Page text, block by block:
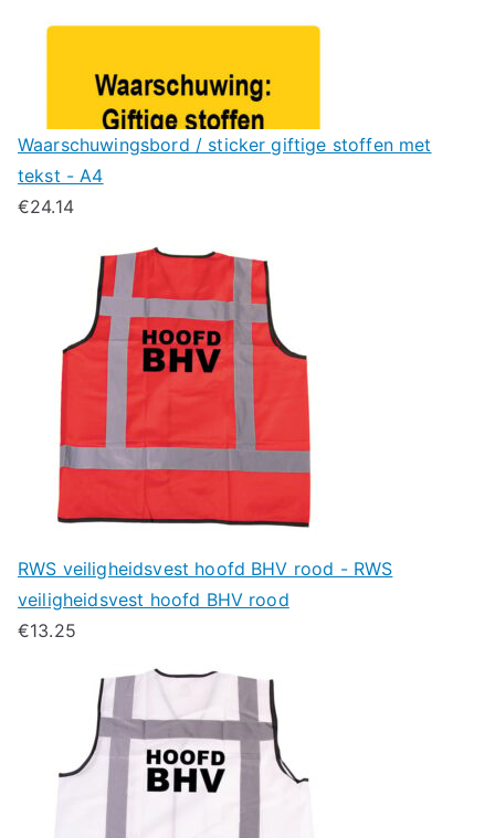
Waarschuwingsbord / sticker giftige stoffen met
tekst - A4
€24.14
RWS veiligheidsvest hoofd BHV rood - RWS
veiligheidsvest hoofd BHV rood
€13.25